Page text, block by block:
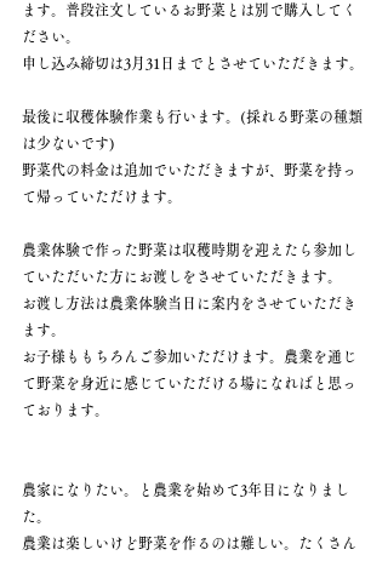
ます。普段注文しているお野菜とは別で購入してく
ださい。
申し込み締切は3月31日までとさせていただきます。
最後に収穫体験作業も行います。(採れる野菜の種類
は少ないです)
野菜代の料金は追加でいただきますが、野菜を持っ
て帰っていただけます。
農業体験で作った野菜は収穫時期を迎えたら参加し
ていただいた方にお渡しをさせていただきます。
お渡し方法は農業体験当日に案内をさせていただき
ます。
お子様ももちろんご参加いただけます。農業を通じ
て野菜を身近に感じていただける場になればと思っ
ております。
農家になりたい。と農業を始めて3年目になりまし
た。
農業は楽しいけど野菜を作るのは難しい。たくさん